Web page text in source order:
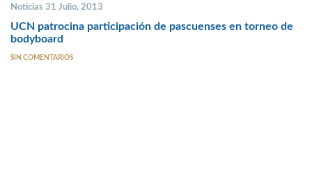
Noticias 31 Julio, 2013
UCN patrocina participación de pascuenses en torneo de
bodyboard
SIN COMENTARIOS